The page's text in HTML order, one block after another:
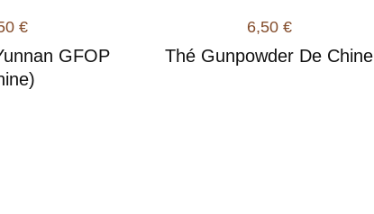
GFOP
€
Thé Gunpowder De Chine
6,50 €